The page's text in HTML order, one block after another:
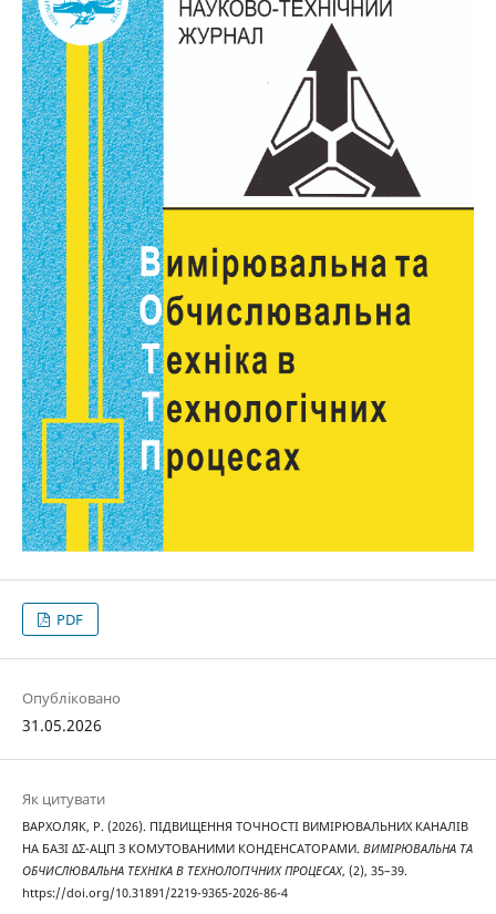
PDF
Опубліковано
31.05.2026
Як цитувати
ВАРХОЛЯК, Р. (2026). ПІДВИЩЕННЯ ТОЧНОСТІ ВИМІРЮВАЛЬНИХ КАНАЛІВ
НА БАЗІ ΔΣ-АЦП З КОМУТОВАНИМИ КОНДЕНСАТОРАМИ. ВИМІРЮВАЛЬНА ТА
ОБЧИСЛЮВАЛЬНА ТЕХНІКА В ТЕХНОЛОГІЧНИХ ПРОЦЕСАХ, (2), 35–39.
https://doi.org/10.31891/2219-9365-2026-86-4